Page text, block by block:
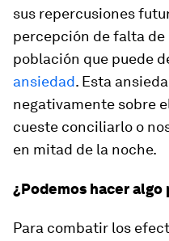
sus repercusiones
percepción de falta
población que puede
ansiedad. Esta
negativamente sobre
cueste conciliarlo o
en mitad de la noche.
¿Podemos hacer algo
Para combatir los